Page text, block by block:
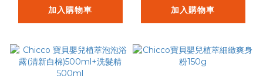
加入購物車 加入購物車